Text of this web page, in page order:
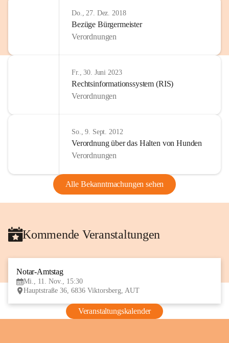
Do., 27. Dez. 2018
Bezüge Bürgermeister
Verordnungen
Fr., 30. Juni 2023
Rechtsinformationssystem (RIS)
Verordnungen
So., 9. Sept. 2012
Verordnung über das Halten von Hunden
Verordnungen
Alle Bekanntmachungen sehen
Kommende Veranstaltungen
Notar-Amtstag
Mi., 11. Nov., 15:30
Hauptstraße 36, 6836 Viktorsberg, AUT
Veranstaltungskalender